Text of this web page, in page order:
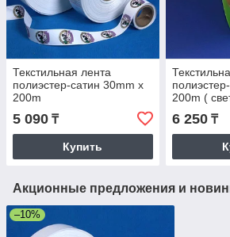
Текстильная лента
полиэстер-сатин 30mm x
200m
5 090 ₸
Купить
200m (
6 250₸
Акционные предложения и
–10%